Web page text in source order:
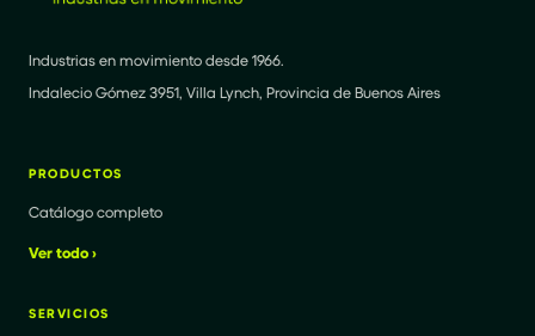
Industrias en movimiento desde 1966.
Indalecio Gómez 3951, Villa Lynch, Provincia de Buenos Aires
PRODUCTOS
Catálogo completo
Ver todo ›
SERVICIOS